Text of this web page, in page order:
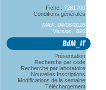
Fiche : 7281700
Conditions générales
MAJ : 04/08/2026
Version : 896
Présentation
Recherche par code
Recherche par laboratoire
Nouvelles Inscriptions
Modifications de la semaine
Téléchargement